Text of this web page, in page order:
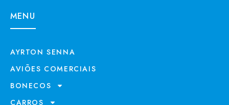
MENU
AYRTON SENNA
AVIÕES COMERCIAIS
BONECOS
CARROS